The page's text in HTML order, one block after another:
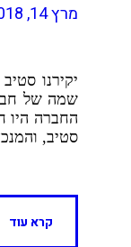
מרץ 14, 2018
שמה של
החברה היו
סטיב,
קרא עוד